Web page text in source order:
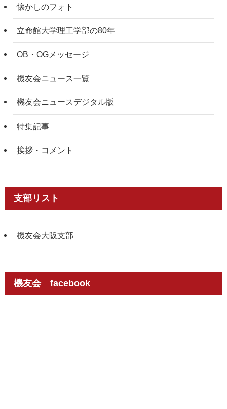
懐かしのフォト
立命館大学理工学部の80年
OB・OGメッセージ
機友会ニュース一覧
機友会ニュースデジタル版
特集記事
挨拶・コメント
支部リスト
機友会大阪支部
機友会 facebook